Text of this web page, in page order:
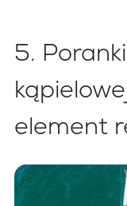
5.
element